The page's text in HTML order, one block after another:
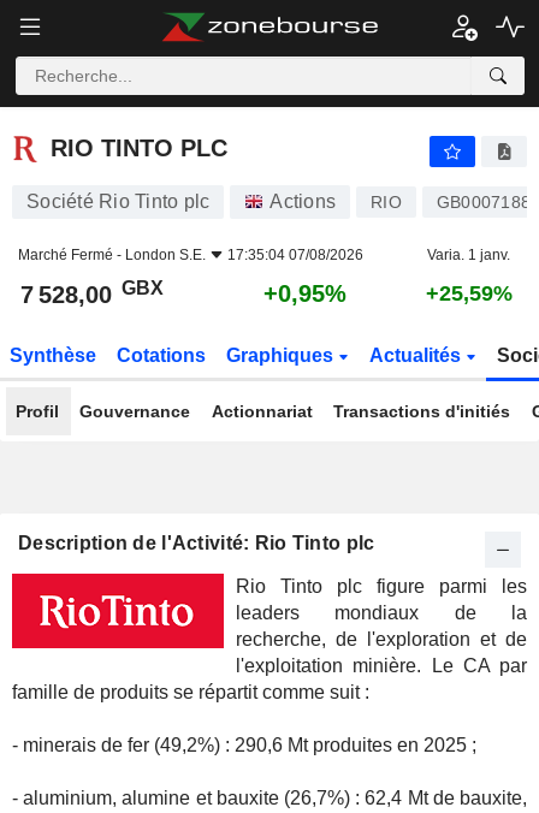
RIO TINTO PLC
RIO TINTO PLC
Société Rio Tinto plc Actions RIO
Marché Fermé - London S.E. 17:35:04 07/08/2026 Varia. 1 janv.
7 528,00 GBX +0,95% +25,59%
Synthèse Cotations Graphiques Actualités
Profil Gouvernance Actionnariat Transactions d'initiés
Description de l'Activité: Rio Tinto plc
Rio Tinto plc figure parmi les
leaders mondiaux de la
recherche, de l'exploration et de
l'exploitation minière. Le CA par
famille de produits se répartit comme suit :
- minerais de fer (49,2%) : 290,6 Mt produites en 2025 ;
- aluminium, alumine et bauxite (26,7%) : 62,4 Mt de bauxite,